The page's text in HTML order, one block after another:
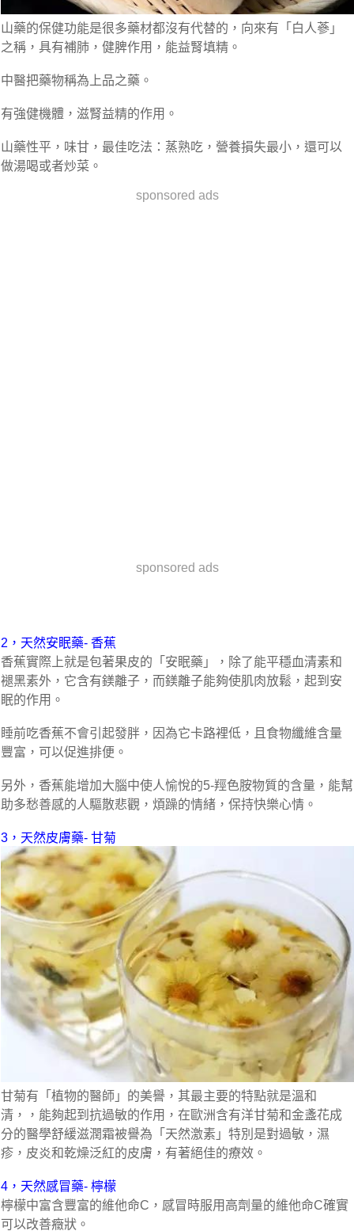
山藥的保健功能是很多藥材都沒有代替的，向來有「白人蔘」
之稱，具有補肺，健脾作用，能益腎填精。
中醫把藥物稱為上品之藥。
有強健機體，滋腎益精的作用。
山藥性平，味甘，最佳吃法：蒸熟吃，營養損失最小，還可以
做湯喝或者炒菜。
sponsored ads
sponsored ads
2，天然安眠藥- 香蕉
香蕉實際上就是包著果皮的「安眠藥」，除了能平穩血清素和
褪黑素外，它含有鎂離子，而鎂離子能夠使肌肉放鬆，起到安
眠的作用。
睡前吃香蕉不會引起發胖，因為它卡路裡低，且食物纖維含量
豐富，可以促進排便。
另外，香蕉能增加大腦中使人愉悅的5-羥色胺物質的含量，能幫
助多愁善感的人驅散悲觀，煩躁的情緒，保持快樂心情。
3，天然皮膚藥- 甘菊
甘菊有「植物的醫師」的美譽，其最主要的特點就是溫和
清，，能夠起到抗過敏的作用，在歐洲含有洋甘菊和金盞花成
分的醫學舒緩滋潤霜被譽為「天然激素」特別是對過敏，濕
疹，皮炎和乾燥泛紅的皮膚，有著絕佳的療效。
4，天然感冒藥- 檸檬
檸檬中富含豐富的維他命C，感冒時服用高劑量的維他命C確實
可以改善癥狀。